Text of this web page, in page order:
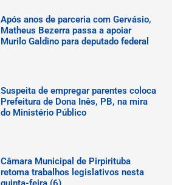
Após anos de parceria com Gervásio,
Matheus Bezerra passa a apoiar
Murilo Galdino para deputado federal
Suspeita de empregar parentes coloca
Prefeitura de Dona Inês, PB, na mira
do Ministério Público
Câmara Municipal de Pirpirituba
retoma trabalhos legislativos nesta